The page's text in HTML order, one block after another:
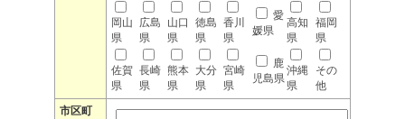
岡山
県
広島
県
山口
県
徳島
県
香川
県
愛
媛県
高知
県
福岡
県
佐賀
県
長崎
県
熊本
県
大分
県
宮崎
県
鹿
児島県
沖縄
県
その
他
市区町